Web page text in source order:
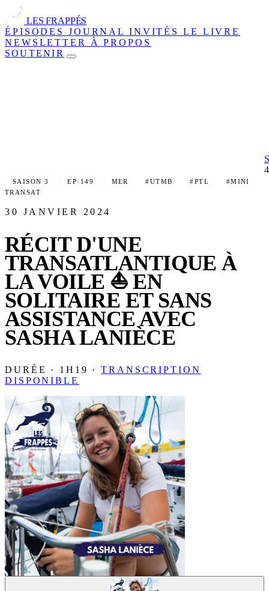
LES FRAPPÉS
ÉPISODES JOURNAL INVITÉSLE LIVRE
NEWSLETTER À PROPOS
SOUTENIR
SAISON 3 EP·149 MER #UTMB #PTL
#MINI
TRANSAT
30 JANVIER 2024
RÉCIT D'UNE
TRANSATLANTIQUE À
LA VOILE ⛵️ EN
SOLITAIRE ET SANS
ASSISTANCE AVEC
SASHA LANIÈCE
DURÉE · 1H19 ·TRANSCRIPTION
DISPONIBLE